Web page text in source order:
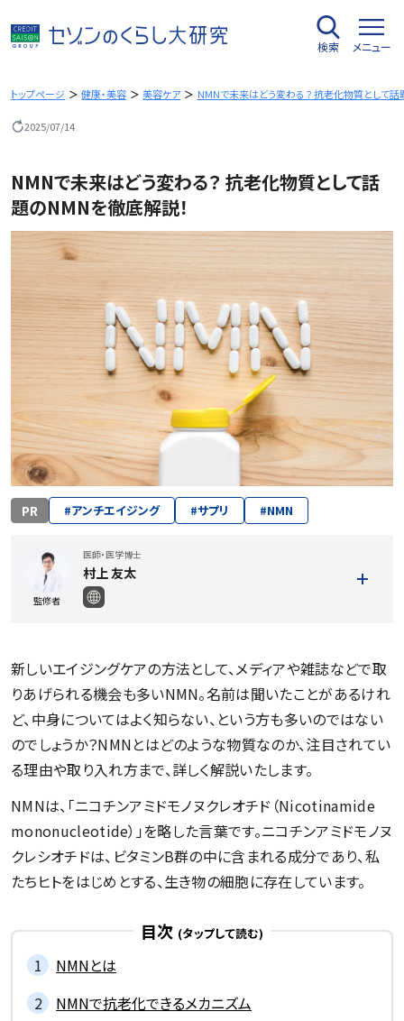
容
を
キ
検索 メニュー
トップページ 健康・美容 美容ケア NMNで未来はどう変わる？ 抗老化物質として
2025/07/14
NMNで未来はどう変わる？ 抗老化物質として話
題のNMNを徹底解説！
PR #アンチエイジング #サプリ #NMN
監修者
医師・医学博士
村上 友太
記事一覧を見る
新しいエイジングケアの方法として、メディアや雑誌などで取
りあげられる機会も多いNMN。名前は聞いたことがあるけれ
ど、中身についてはよく知らない、という方も多いのではない
のでしょうか？NMNとはどのような物質なのか、注目されてい
る理由や取り入れ方まで、詳しく解説いたします。
NMNは、「ニコチンアミドモノヌクレオチド（Nicotinamide
mononucleotide）」を略した言葉です。ニコチンアミドモノヌ
クレシオチドは、ビタミンB群の中に含まれる成分であり、私
たちヒトをはじめとする、生き物の細胞に存在しています。
目次
NMNとは
NMNで抗老化できるメカニズム